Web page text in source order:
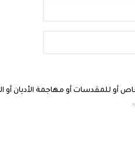
أو للمقدسات أو مهاجمة الأديان أو